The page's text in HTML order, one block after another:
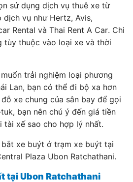
sử dụng dịch vụ thuê xe từ
vụ như Hertz, Avis,
Rental và Thai Rent A Car. Chi
tùy thuộc vào loại xe và thời
trải nghiệm loại phương
Lan, bạn có thể đi bộ xa hơn
xe chung của sân bay để gọi
bạn nên chú ý đến giá tiền
xế sao cho hợp lý nhất.
xe buýt ở trạm xe buýt tại
Plaza Ubon Ratchathani.
tại Ubon Ratchathani